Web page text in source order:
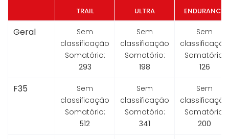
TRAIL ULTRA ENDURANCE
Geral
Sem
classificação
Somatório:
293
Sem
classificação
Somatório:
198
Sem
classificação
Somatório:
126
F35
Sem
classificação
Somatório:
512
Sem
classificação
Somatório:
341
Sem
classificação
Somatório:
200